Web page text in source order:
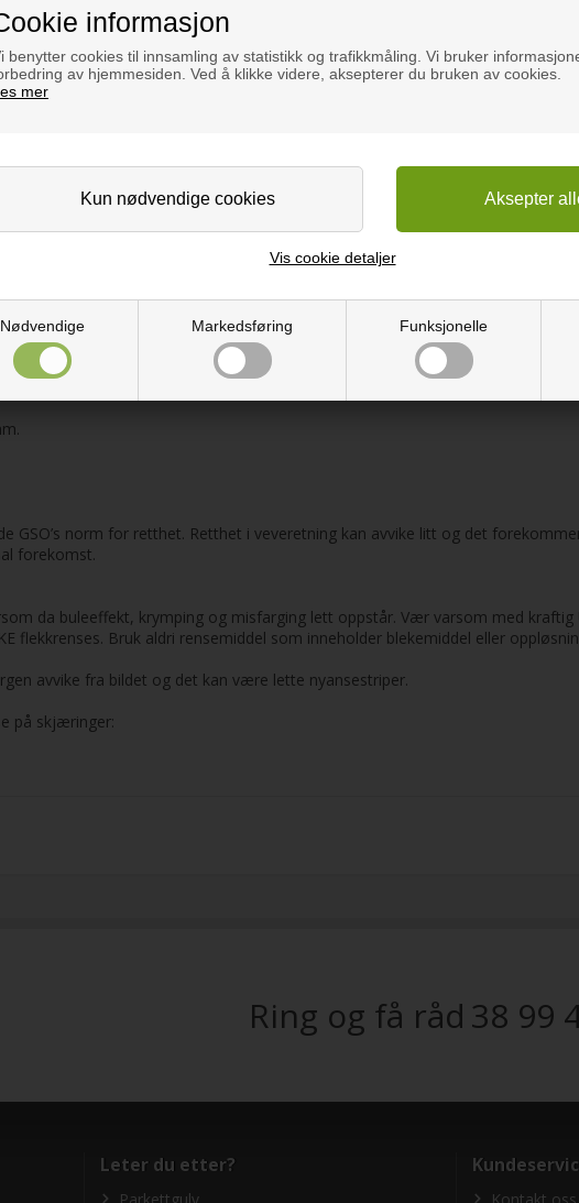
informasjon
benytter cookies til innsamling av statistikk og trafikkmåling. Vi bruker
av hjemmesiden. Ved å klikke videre, aksepterer du bruken av cookies.
mer
Nødvendige Markedsføring Funksjonelle
Vis cookie detaljer
GSO’s norm for retthet. Retthet i veveretning kan avvike litt og det
forekomst.
da buleeffekt, krymping og misfarging lett oppstår. Vær varsom med kraftig
flekkrenses. Bruk aldri rensemiddel som inneholder blekemiddel eller
avvike fra bildet og det kan være lette nyansestriper.
på skjæringer:
Ring og få råd 38 99
Leter du etter?